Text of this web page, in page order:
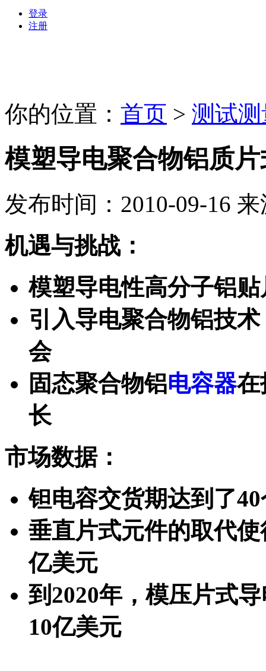
登录
注册
你的位置： 首页 > 测试
模塑导电聚合物铝质
发布时间：2010-09-16 来
机遇与挑战：
模塑导电性高分子铝
引入导电聚合物铝技
会
固态聚合物铝电容器在
长
市场数据：
钽电容交货期达到了
垂直片式元件的取代
亿美元
到2020年，模压片式
10亿美元